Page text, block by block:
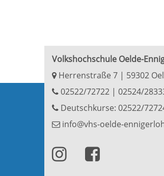
Volkshochschule Oelde-
Herrenstraße 7 | 59302
02522/72722 | 02524/
Deutschkurse: 02522/
info@vhs-oelde-